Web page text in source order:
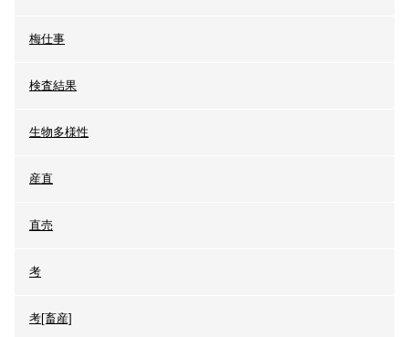
梅仕事
検査結果
生物多様性
産直
直売
考
考[畜産]